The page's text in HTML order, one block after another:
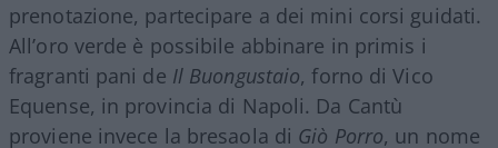
prenotazione, partecipare a dei mini corsi guidati.
All’oro verde è possibile abbinare in primis i
fragranti pani de Il Buongustaio, forno di Vico
Equense, in provincia di Napoli. Da Cantù
proviene invece la bresaola di Giò Porro, un nome